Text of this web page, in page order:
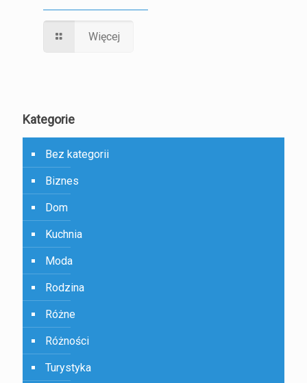
Więcej
Kategorie
Bez kategorii
Biznes
Dom
Kuchnia
Moda
Rodzina
Różne
Różności
Turystyka